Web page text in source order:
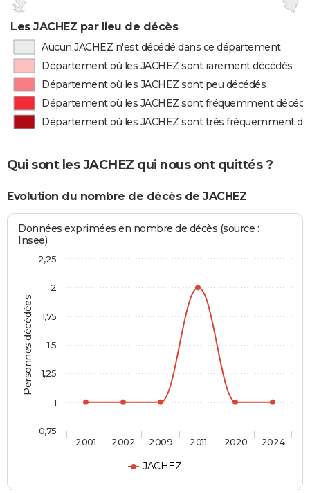
Les JACHEZ par lieu de décès
Aucun JACHEZ n'est décédé dans ce département
Département où les JACHEZ sont rarement décédés
Département où les JACHEZ sont peu décédés
Département où les JACHEZ sont fréquemment
Département où les JACHEZ sont très fréquemment
Qui sont les JACHEZ qui nous ont quittés ?
Evolution du nombre de décès de JACHEZ
Personnes décédées
Données exprimées en nombre de décès (source :
Insee)
JACHEZ
2001 2002 2009 2011 2020 2024
0,75
1
1,25
1,5
1,75
2
2,25